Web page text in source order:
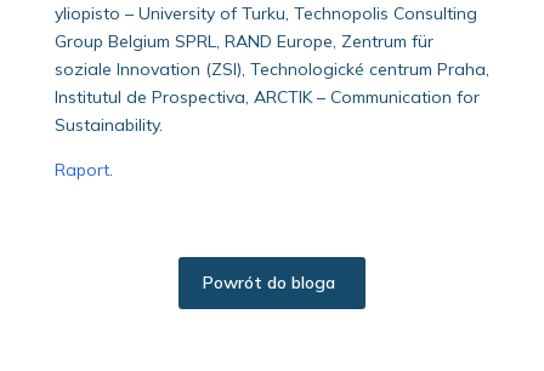
yliopisto – University of Turku, Technopolis Consulting
Group Belgium SPRL, RAND Europe, Zentrum für
soziale Innovation (ZSI), Technologické centrum Praha,
Institutul de Prospectiva, ARCTIK – Communication for
Sustainability.
Raport.
Powrót do bloga